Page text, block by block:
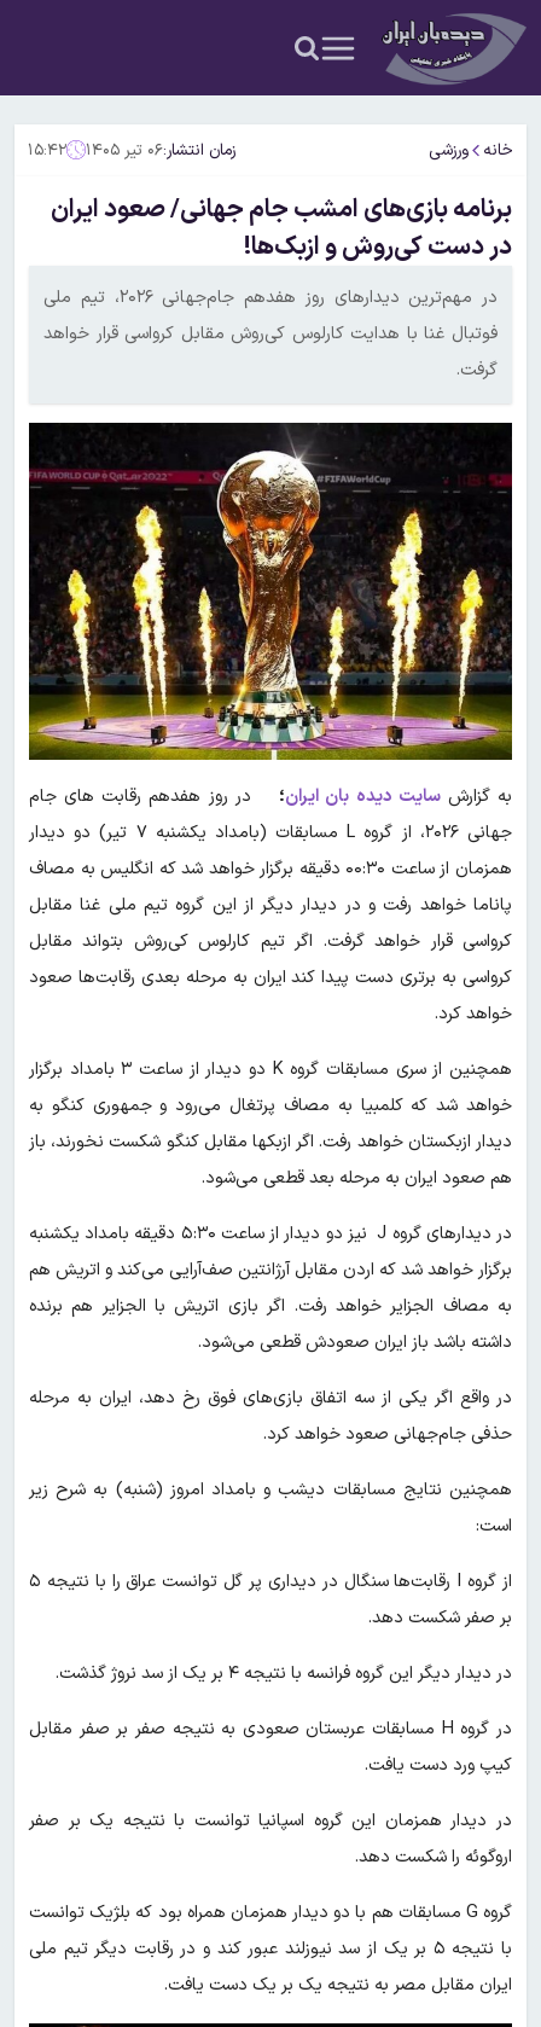
خانه ورزشی زمان انتشار:۰۶ تیر ۱۴۰۵ ۱۵:۴۲
برنامه بازی‌های امشب جام جهانی/ صعود ایران
در دست کی‌روش و ازبک‌ها!
در مهم‌ترین دیدارهای روز هفدهم جام‌جهانی ۲۰۲۶، تیم ملی
فوتبال غنا با هدایت کارلوس کی‌روش مقابل کرواسی قرار خواهد
گرفت.
به گزارشسایت دیده بان ایران؛
در روز هفدهم رقابت های جام
جهانی ۲۰۲۶، از گروه L مسابقات (بامداد یکشنبه ۷ تیر) دو دیدار
همزمان از ساعت ۰۰:۳۰ دقیقه برگزار خواهد شد که انگلیس به مصاف
پاناما خواهد رفت و در دیدار دیگر از این گروه تیم ملی غنا مقابل
کرواسی قرار خواهد گرفت. اگر تیم کارلوس کی‌روش بتواند مقابل
کرواسی به برتری دست پیدا کند ایران به مرحله بعدی رقابت‌ها صعود
خواهد کرد.
همچنین از سری مسابقات گروه K دو دیدار از ساعت ۳ بامداد برگزار
خواهد شد که کلمبیا به مصاف پرتغال می‌رود و جمهوری کنگو به
دیدار ازبکستان خواهد رفت. اگر ازبکها مقابل کنگو شکست نخورند، باز
هم صعود ایران به مرحله بعد قطعی می‌شود.
در دیدارهای گروه J نیز دو دیدار از ساعت ۵:۳۰ دقیقه بامداد یکشنبه
برگزار خواهد شد که اردن مقابل آرژانتین صف‌آرایی می‌کند و اتریش هم
به مصاف الجزایر خواهد رفت. اگر بازی اتریش با الجزایر هم برنده
داشته باشد باز ایران صعودش قطعی می‌شود.
در واقع اگر یکی از سه اتفاق بازی‌های فوق رخ دهد، ایران به مرحله
حذفی جام‌جهانی صعود خواهد کرد.
همچنین نتایج مسابقات دیشب و بامداد امروز (شنبه) به شرح زیر
است:
از گروه I رقابت‌ها سنگال در دیداری پر گل توانست عراق را با نتیجه ۵
بر صفر شکست دهد.
در دیدار دیگر این گروه فرانسه با نتیجه ۴ بر یک از سد نروژ گذشت.
در گروه H مسابقات عربستان صعودی به نتیجه صفر بر صفر مقابل
کیپ ورد دست یافت.
در دیدار همزمان این گروه اسپانیا توانست با نتیجه یک بر صفر
اروگوئه را شکست دهد.
گروه G مسابقات هم با دو دیدار همزمان همراه بود که بلژیک توانست
با نتیجه ۵ بر یک از سد نیوزلند عبور کند و در رقابت دیگر تیم ملی
ایران مقابل مصر به نتیجه یک بر یک دست یافت.